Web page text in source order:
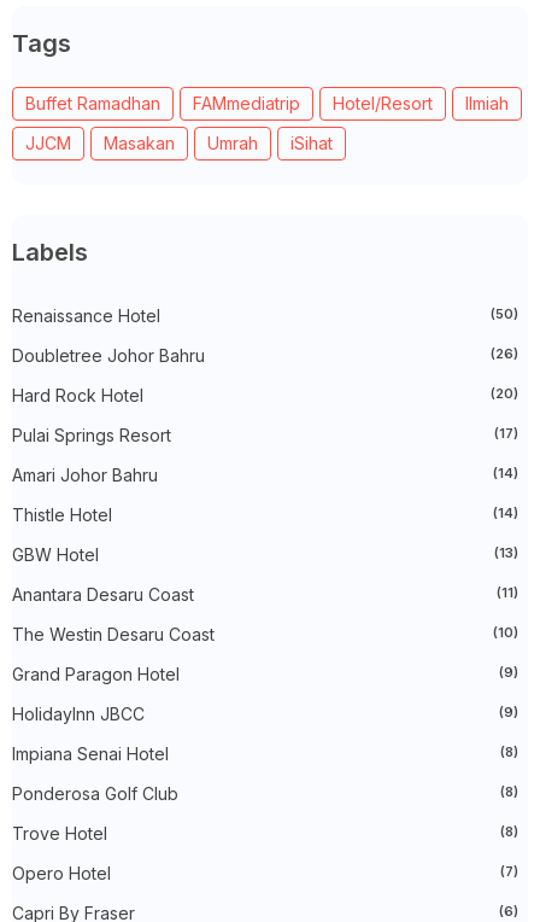
►October 2025
September 2025
►August 2025(6)
►July 2025(20)
►June 2025(22)
►May 2025(32)
►January 2025
►November 2024
►September 2024(27)
►
August 2024
► July 2024(49)
►June 2024(51)
►April 2024(20)
►February 2024
►January 2024
► 2023(483)
►December 2023(31)
►October 2023(30)
►August 2023(41)
►July 2023(40)
June 2023
►May 2023 (19)
►March 2023 (86)
►January 2023
► 2022(575)
►
►November 2022
Tags
Buffet Ramadhan FAMmediatrip Hotel/Resort
Ilmiah
JJCM
Masakan Umrah iSihat
Labels
Renaissance Hotel (50)
Doubletree Johor Bahru (26)
Hard Rock Hotel (20)
Pulai Springs Resort (17)
Amari Johor Bahru (14)
Thistle Hotel (14)
GBW Hotel (13)
Anantara Desaru Coast (11)
The Westin Desaru Coast (10)
Grand Paragon Hotel (9)
HolidayInn JBCC (9)
Impiana Senai Hotel (8)
Ponderosa Golf Club (8)
Trove Hotel (8)
Opero Hotel (7)
Capri By Fraser (6)